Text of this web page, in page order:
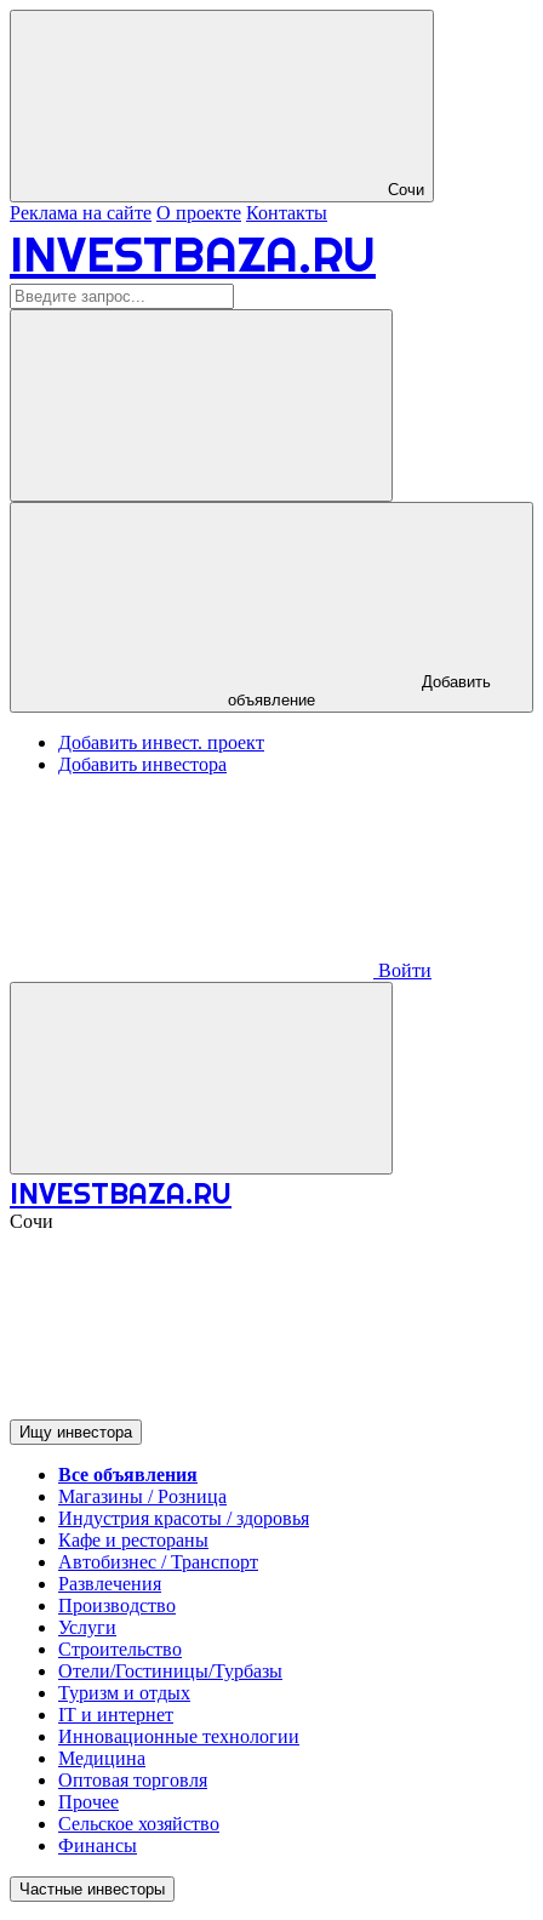
Сочи
Реклама на сайте О проекте Контакты
INVESTBAZA.RU
объявление
Добавить инвест. проект
Добавить инвестора
Войти
INVESTBAZA.RU
Сочи
Ищу инвестора
Все объявления
Магазины / Розница
Индустрия красоты / здоровья
Кафе и рестораны
Автобизнес / Транспорт
Развлечения
Производство
Услуги
Строительство
Отели/Гостиницы/Турбазы
Туризм и отдых
IT и интернет
Инновационные технологии
Медицина
Оптовая торговля
Прочее
Сельское хозяйство
Финансы
Частные инвесторы